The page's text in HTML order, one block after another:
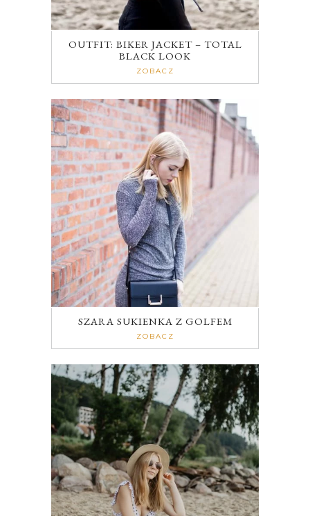
OUTFIT: BIKER JACKET – TOTAL
BLACK LOOK
ZOBACZ
SZARA SUKIENKA Z GOLFEM
ZOBACZ